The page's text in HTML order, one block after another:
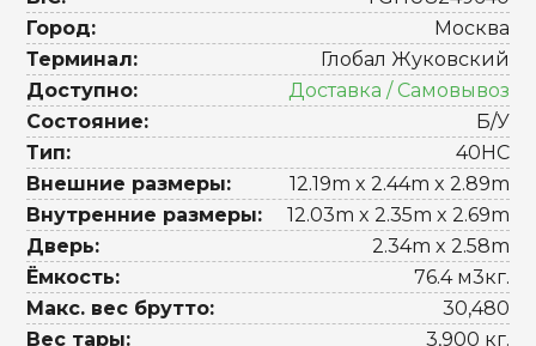
Город:
Москва
Терминал:
Глобал Жуковский
Доступно:
Доставка / Самовывоз
Состояние:
Б/У
Тип:
40HC
Внешние размеры:
12.19m x 2.44m x 2.89m
Внутренние размеры:
12.03m x 2.35m x 2.69m
Дверь:
2.34m x 2.58m
Ёмкость:
76.4 м3кг.
Макс. вес брутто:
30,480
Вес тары:
3,900 кг.